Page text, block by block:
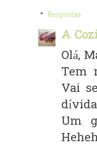
Respostas
A
Olá,
Tem
Vai
Um